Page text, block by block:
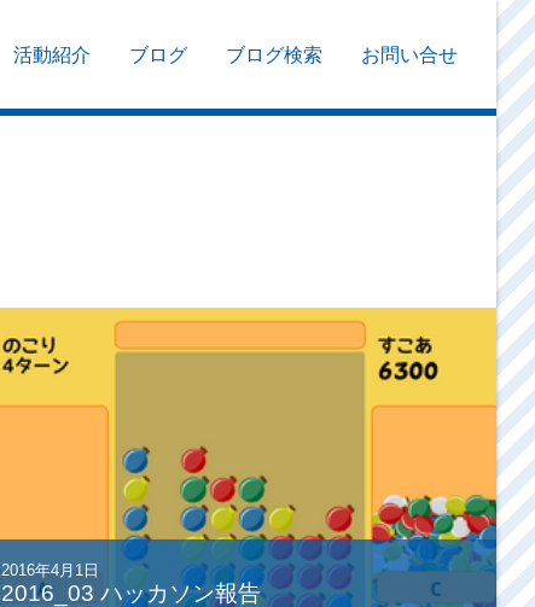
活動紹介 ブログ ブログ検索 お問い合せ
2016年4月1日
2016_03 ハッカソン報告